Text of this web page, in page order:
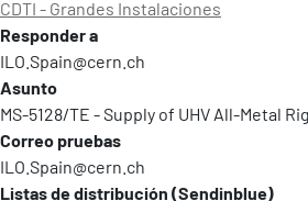
CDTI - Grandes Instalaciones
Responder a
ILO.Spain@cern.ch
Asunto
MS-5128/TE - Supply of UHV All-Metal
Correo pruebas
ILO.Spain@cern.ch
Listas de distribución (Sendinblue)